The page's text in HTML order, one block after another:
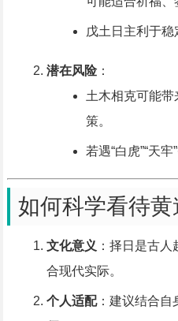
戊土日主利于稳
潜在风险：
土木相克可能
策。
若遇“白虎”“天
如何科学看待黄
文化意义 ：择日是古
合现代实际。
个人适配：建议结合自